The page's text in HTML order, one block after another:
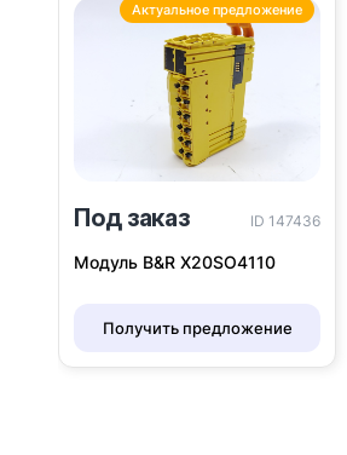
Актуальное предложение
Под заказ ID 147436
Модуль B&R X20SO4110
Получить предложение